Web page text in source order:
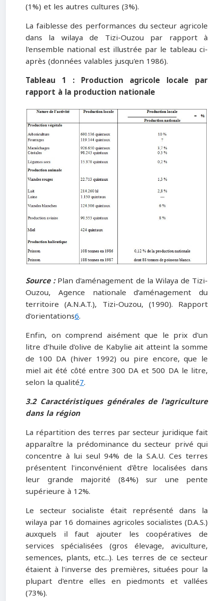
(1%) et les autres cultures (3%).
La faiblesse des performances du secteur agricole
dans la wilaya de Tizi-Ouzou par rapport à
l'ensemble national est illustrée par le tableau ci-
après (données valables jusqu'en 1986).
Tableau 1 : Production agricole locale par
rapport à la production nationale
Source :Plan d'aménagement de la Wilaya de Tizi-
Ouzou, Agence nationale d’aménagement du
territoire (A.N.A.T.), Tizi-Ouzou, (1990). Rapport
d'orientations6.
Enfin, on comprend aisément que le prix d'un
litre d'huile d'olive de Kabylie ait atteint la somme
de 100 DA (hiver 1992) ou pire encore, que le
miel ait été côté entre 300 DA et 500 DA le litre,
selon la qualité7.
3.2 Caractéristiques générales de l'agriculture
dans la région
La répartition des terres par secteur juridique fait
apparaître la prédominance du secteur privé qui
concentre à lui seul 94% de la S.A.U. Ces terres
présentent l'inconvénient d'être localisées dans
leur grande majorité (84%) sur une pente
supérieure à 12%.
Le secteur socialiste était représenté dans la
wilaya par 16 domaines agricoles socialistes (D.A.S.)
auxquels il faut ajouter les coopératives de
services spécialisées (gros élevage, aviculture,
semences, plants, etc...). Les terres de ce secteur
étaient à l'inverse des premières, situées pour la
plupart d'entre elles en piedmonts et vallées
(73%).